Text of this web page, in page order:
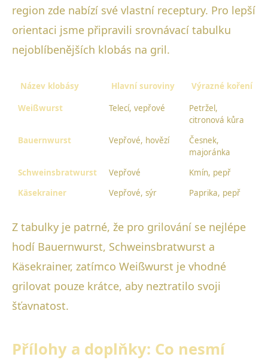
region zde nabízí své vlastní receptury. Pro lepší
orientaci jsme připravili srovnávací tabulku
nejoblíbenějších klobás na gril.
Název klobásy Hlavní suroviny Výrazné koření
Weißwurst Telecí, vepřové
Petržel,
citronová kůra
Bauernwurst Vepřové, hovězí
Česnek,
majoránka
Schweinsbratwurst Vepřové Kmín, pepř
Käsekrainer
Vepřové, sýr Paprika, pepř
Z tabulky je patrné, že pro grilování se nejlépe
hodí Bauernwurst, Schweinsbratwurst a
Käsekrainer, zatímco Weißwurst je vhodné
grilovat pouze krátce, aby neztratilo svoji
šťavnatost.
Přílohy a doplňky: Co nesmí